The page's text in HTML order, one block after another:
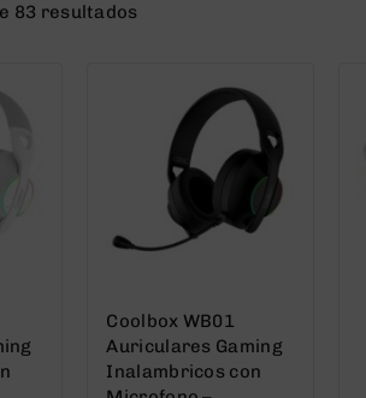
83 resultados
Coolbox WB01
Auriculares Gaming
Inalambricos con